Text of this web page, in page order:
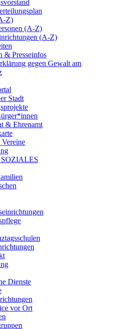
Z)
(A-Z)
(A-Z)
& Presseinfos
gegen Gewalt am
Stadt
& Ehrenamt
Dienste
vor Ort